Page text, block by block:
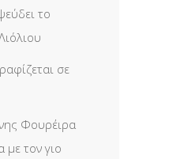
το
σε
Φουρέιρα
με τον γιο